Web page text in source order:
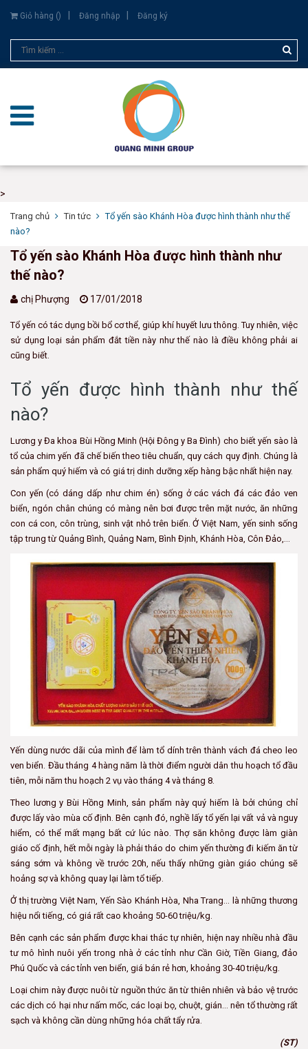
Giỏ hàng () Đăng nhập Đăng ký
>
Trang chủ Tin tức
Tổ yến sào Khánh Hòa được hình thành như thế
nào?
Tổ yến sào Khánh Hòa được hình thành như
thế nào?
chị Phượng 17/01/2018
Tổ yến có tác dụng bồi bổ cơ thể, giúp khí huyết lưu thông. Tuy nhiên, việc
sử dụng loại sản phẩm đắt tiền này như thế nào là điều không phải ai
cũng biết.
Tổ yến được hình thành như thế
nào?
Lương y Đa khoa Bùi Hồng Minh (Hội Đông y Ba Đình) cho biết yến sào là
tổ của chim yến đã chế biến theo tiêu chuẩn, quy cách quy định. Chúng là
sản phẩm quý hiếm và có giá trị dinh dưỡng xếp hàng bậc nhất hiện nay.
Con yến (có dáng dấp như chim én) sống ở các vách đá các đảo ven
biển, ngón chân chúng có màng nên bơi được trên mặt nước, ăn những
con cá con, côn trùng, sinh vật nhỏ trên biển. Ở Việt Nam, yến sinh sống
tập trung từ Quảng Bình, Quảng Nam, Bình Định, Khánh Hòa, Côn Đảo,…
Yến dùng nước dãi của mình để làm tổ dính trên thành vách đá cheo leo
ven biển. Đầu tháng 4 hàng năm là thời điểm người dân thu hoạch tổ đầu
tiên, mỗi năm thu hoạch 2 vụ vào tháng 4 và tháng 8.
Theo lương y Bùi Hồng Minh, sản phẩm này quý hiếm là bởi chúng chỉ
được lấy vào mùa cố định. Bên cạnh đó, nghề lấy tổ yến lại vất vả và nguy
hiểm, có thể mất mạng bất cứ lúc nào. Thợ săn không được làm giàn
giáo cố định, hết mỗi ngày là phải tháo do chim yến thường đi kiếm ăn từ
sáng sớm và không về trước 20h, nếu thấy những giàn giáo chúng sẽ
hoảng sợ và không quay lại làm tổ tiếp.
Ở thị trường Việt Nam, Yến Sào Khánh Hòa, Nha Trang... là những thương
hiệu nổi tiếng, có giá rất cao khoảng 50-60 triệu/kg.
Bên cạnh các sản phẩm được khai thác tự nhiên, hiện nay nhiều nhà đầu
tư mô hình nuôi yến trong nhà ở các tỉnh như Cần Giờ, Tiền Giang, đảo
Phú Quốc và các tỉnh ven biển, giá bán rẻ hơn, khoảng 30-40 triệu/kg.
Loại chim này được nuôi từ nguồn thức ăn từ thiên nhiên và bảo vệ trước
các dịch có hại như nấm mốc, các loại bọ, chuột, gián… nên tổ thường rất
sạch và không cần dùng những hóa chất tẩy rửa.
(ST)